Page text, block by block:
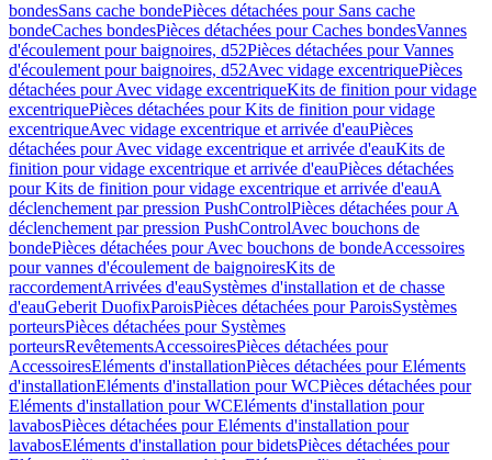
bondesSans cache bondePièces détachées pour Sans cache
bondeCaches bondesPièces détachées pour Caches bondesVannes
d'écoulement pour baignoires, d52Pièces détachées pour Vannes
d'écoulement pour baignoires, d52Avec vidage excentriquePièces
détachées pour Avec vidage excentriqueKits de finition pour vidage
excentriquePièces détachées pour Kits de finition pour vidage
excentriqueAvec vidage excentrique et arrivée d'eauPièces
détachées pour Avec vidage excentrique et arrivée d'eauKits de
finition pour vidage excentrique et arrivée d'eauPièces détachées
pour Kits de finition pour vidage excentrique et arrivée d'eauA
déclenchement par pression PushControlPièces détachées pour A
déclenchement par pression PushControlAvec bouchons de
bondePièces détachées pour Avec bouchons de bondeAccessoires
pour vannes d'écoulement de baignoiresKits de
raccordementArrivées d'eauSystèmes d'installation et de chasse
d'eauGeberit DuofixParoisPièces détachées pour ParoisSystèmes
porteursPièces détachées pour Systèmes
porteursRevêtementsAccessoiresPièces détachées pour
AccessoiresEléments d'installationPièces détachées pour Eléments
d'installationEléments d'installation pour WCPièces détachées pour
Eléments d'installation pour WCEléments d'installation pour
lavabosPièces détachées pour Eléments d'installation pour
lavabosEléments d'installation pour bidetsPièces détachées pour